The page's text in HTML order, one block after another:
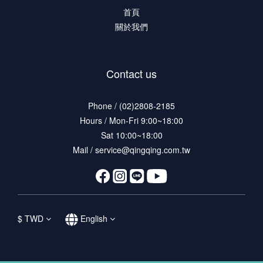
首頁
關於我們
Contact us
Phone / (02)2808-2185
Hours / Mon-Fri 9:00~18:00
Sat 10:00~18:00
Mail / service@qingqing.com.tw
$ TWD English